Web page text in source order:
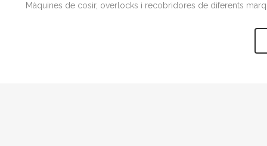
Màquines de cosir, overlocks i recobridores de diferents